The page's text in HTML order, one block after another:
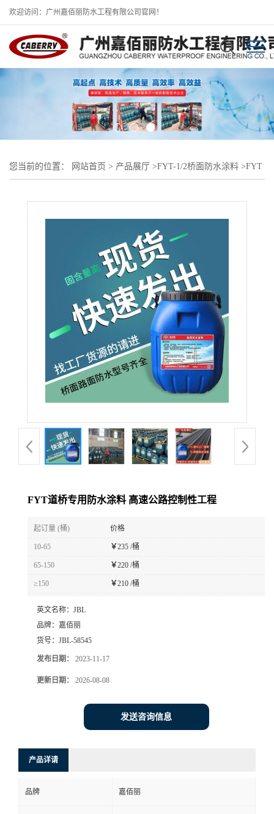
欢迎访问：广州嘉佰丽防水工程有限公司官网！
您当前的位置： 网站首页 > 产品展厅 >FYT-1/2桥面防水涂料 >FYT
FYT道桥专用防水涂料 高速公路控制性工程
起订量 (桶) 价格
10-65 ￥235 /桶
65-150 ￥220 /桶
≥150 ￥210 /桶
英文名称： JBL
品牌： 嘉佰丽
货号： JBL-58545
发布日期： 2023-11-17
更新日期： 2026-08-08
发送咨询信息
产品详请
品牌 嘉佰丽